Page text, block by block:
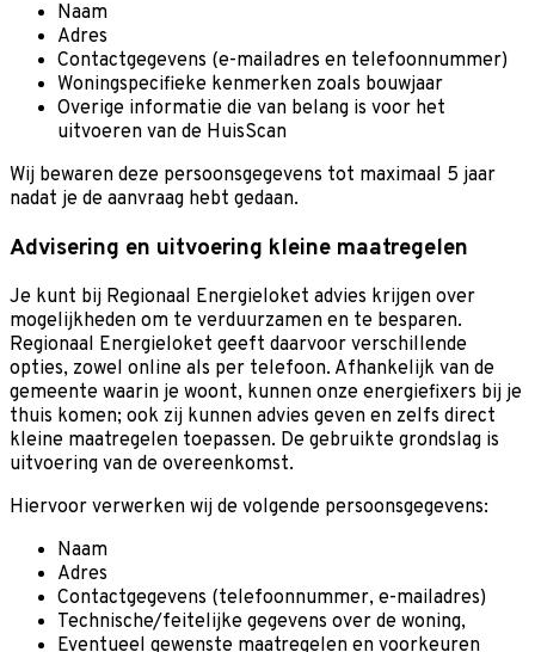
Naam
Adres
Contactgegevens (e-mailadres en telefoonnummer)
Woningspecifieke kenmerken zoals bouwjaar
Overige informatie die van belang is voor het
uitvoeren van de HuisScan
Wij bewaren deze persoonsgegevens tot maximaal 5 jaar
nadat je de aanvraag hebt gedaan.
Advisering en uitvoering kleine maatregelen
Je kunt bij Regionaal Energieloket advies krijgen over
mogelijkheden om te verduurzamen en te besparen.
Regionaal Energieloket geeft daarvoor verschillende
opties, zowel online als per telefoon. Afhankelijk van de
gemeente waarin je woont, kunnen onze energiefixers bij je
thuis komen; ook zij kunnen advies geven en zelfs direct
kleine maatregelen toepassen. De gebruikte grondslag is
uitvoering van de overeenkomst.
Hiervoor verwerken wij de volgende persoonsgegevens:
Naam
Adres
Contactgegevens (telefoonnummer, e-mailadres)
Technische/feitelijke gegevens over de woning,
Eventueel gewenste maatregelen en voorkeuren